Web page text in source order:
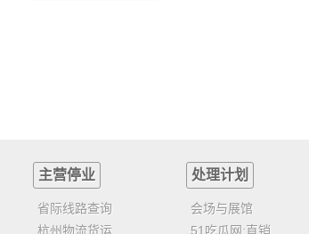
主营停业
省际线路查询
杭州物流货运
处理计划
会场与展馆
51吃瓜网:直销